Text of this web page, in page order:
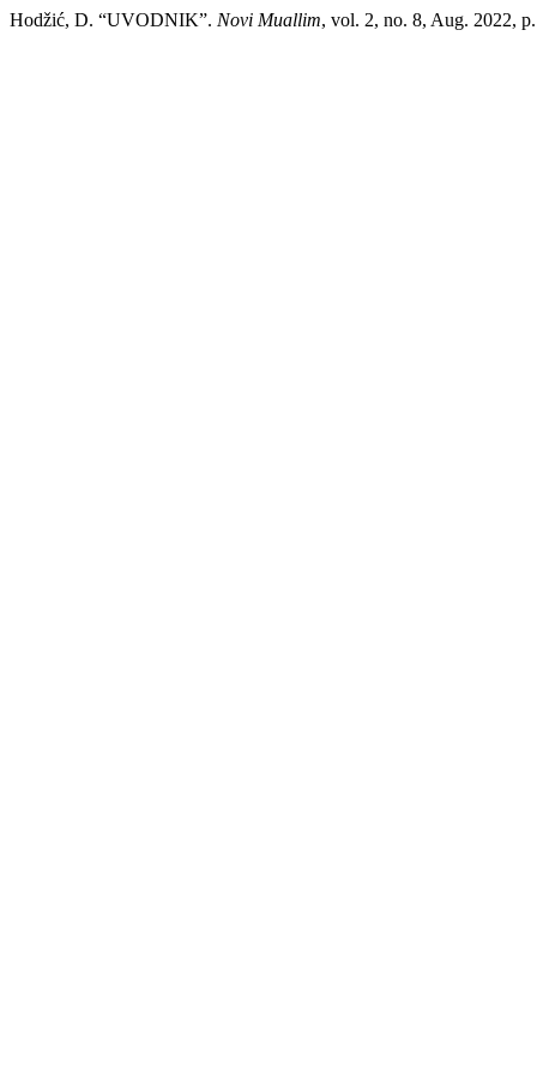
Hodžić, D. “UVODNIK”. Novi Muallim, vol. 2, no. 8, Aug. 2022,